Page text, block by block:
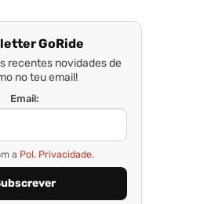
GoRide
recentes novidades de
no teu email!
Email:
a Pol. Privacidade.